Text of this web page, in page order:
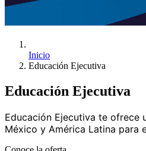
Inicio
Educación Ejecutiva
Educación Ejecutiva
Educación Ejecutiva te ofrece
México y América Latina para